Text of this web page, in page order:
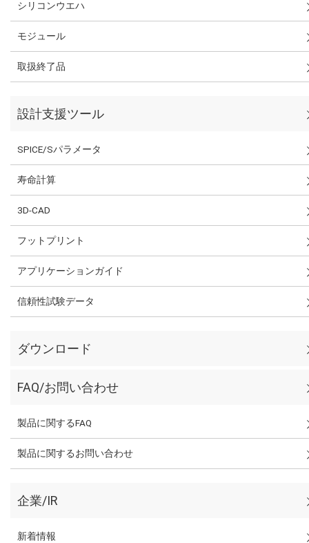
シリコンウエハ
モジュール
取扱終了品
設計支援ツール
SPICE/Sパラメータ
寿命計算
3D-CAD
フットプリント
アプリケーションガイド
信頼性試験データ
ダウンロード
FAQ/お問い合わせ
製品に関するFAQ
製品に関するお問い合わせ
企業/IR
新着情報